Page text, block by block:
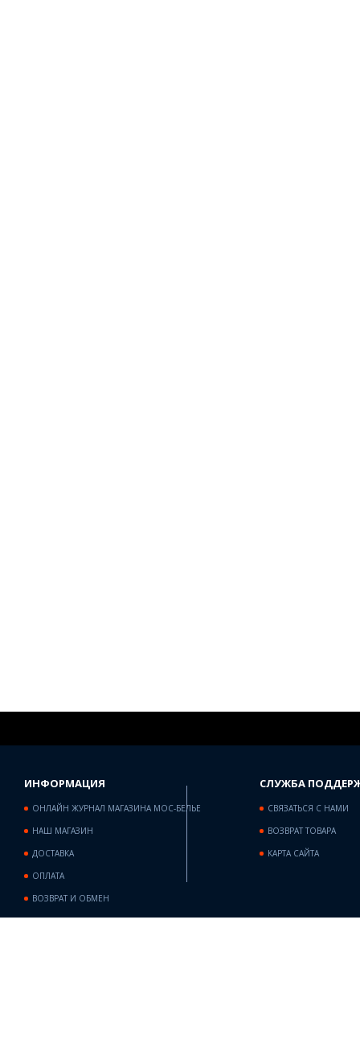
ИНФОРМАЦИЯ
ОНЛАЙН ЖУРНАЛ МАГАЗИНА МОС-БЕЛЬЕ
НАШ МАГАЗИН
ДОСТАВКА
ОПЛАТА
ВОЗВРАТ И ОБМЕН
СЛУЖБА
СВЯЗАТЬСЯ С НАМИ
ВОЗВРАТ ТОВАРА
КАРТА САЙТА